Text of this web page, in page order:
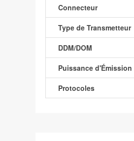
Connecteur
Type de Transmetteur
DDM/DOM
Puissance d'Émission
Protocoles